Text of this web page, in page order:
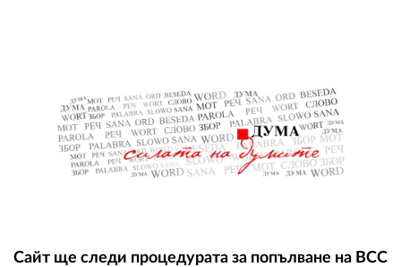
Сайт ще следи процедурата за попълване на ВСС